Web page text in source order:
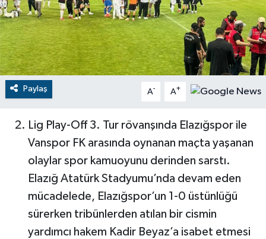
Paylaş A- A+
Lig Play-Off 3. Tur rövanşında Elazığspor ile
Vanspor FK arasında oynanan maçta yaşanan
olaylar spor kamuoyunu derinden sarstı.
Elazığ Atatürk Stadyumu’nda devam eden
mücadelede, Elazığspor’un 1-0 üstünlüğü
sürerken tribünlerden atılan bir cismin
yardımcı hakem Kadir Beyaz’a isabet etmesi